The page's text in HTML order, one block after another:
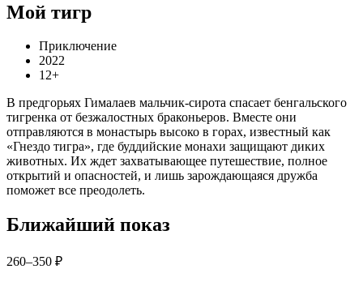
Мой тигр
Приключение
2022
12+
В предгорьях Гималаев мальчик-сирота спасает бенгальского
тигренка от безжалостных браконьеров. Вместе они
отправляются в монастырь высоко в горах, известный как
«Гнездо тигра», где буддийские монахи защищают диких
животных. Их ждет захватывающее путешествие, полное
открытий и опасностей, и лишь зарождающаяся дружба
поможет все преодолеть.
Ближайший показ
260–350 ₽